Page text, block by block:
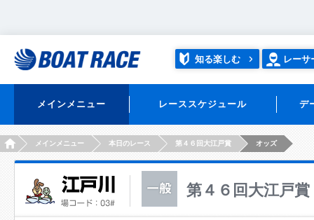
知る楽しむ レーサ
メインメニュー レーススケジュール デ
HOMEメインメニュー 本日のレース 第４６回大江戸賞 オッズ
第４６回大江戸賞